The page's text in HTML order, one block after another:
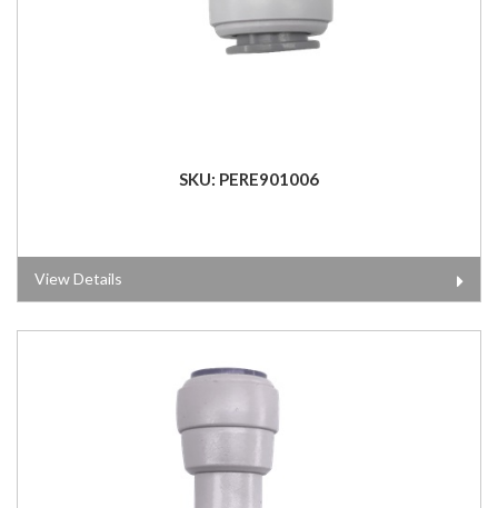
SKU: PERE901006
View Details